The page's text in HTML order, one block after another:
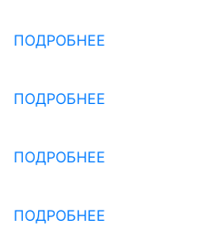
ПОДРОБНЕЕ
ПОДРОБНЕЕ
ПОДРОБНЕЕ
ПОДРОБНЕЕ